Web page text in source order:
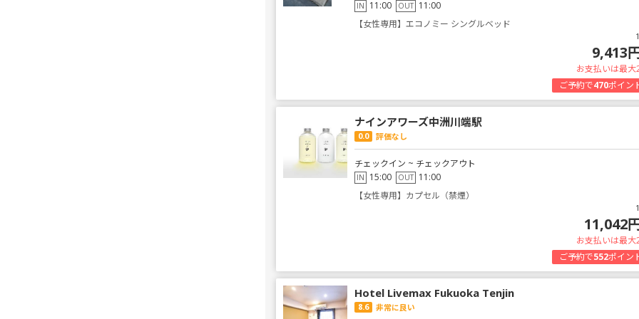
IN 11:00 OUT 11:00
【女性専用】エコノミー シングルベッド
9,413
お支払いは最
ご予約で470ポイン
ナインアワーズ中洲川端駅
0.0 評価なし
チェックイン ~ チェックアウト
IN 15:00 OUT 11:00
【女性専用】カプセル（禁煙）
11,042
お支払いは最
ご予約で552ポイン
Hotel Livemax Fukuoka Tenjin
8.6 非常に良い